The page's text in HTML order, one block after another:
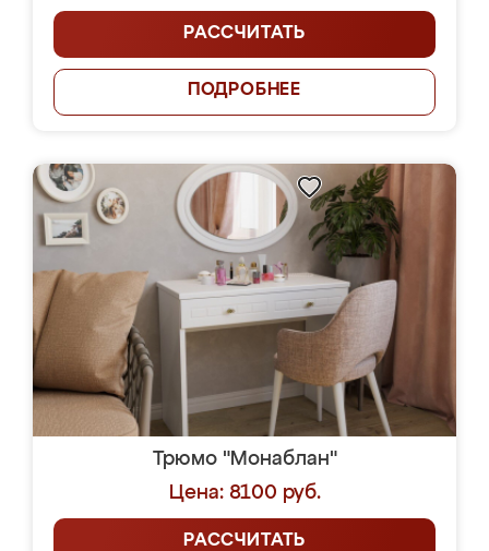
РАССЧИТАТЬ
ПОДРОБНЕЕ
Трюмо "Монаблан"
Цена: 8100 руб.
РАССЧИТАТЬ